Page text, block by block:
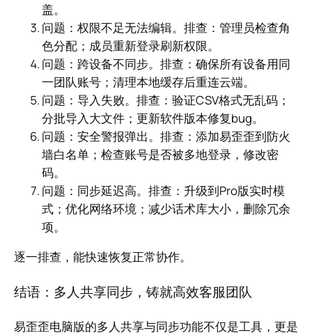
盖。
问题：权限不足无法编辑。排查：管理员检查角
色分配；成员重新登录刷新权限。
问题：跨设备不同步。排查：确保所有设备用同
一团队账号；清理本地缓存后重连云端。
问题：导入失败。排查：验证CSV格式无乱码；
分批导入大文件；更新软件版本修复bug。
问题：安全警报弹出。排查：添加易歪歪到防火
墙白名单；检查账号是否被多地登录，修改密
码。
问题：同步延迟高。排查：升级到Pro版实时模
式；优化网络环境；减少话术库大小，删除冗余
项。
逐一排查，能快速恢复正常协作。
结语：多人共享同步，铸就高效客服团队
易歪歪电脑版的多人共享与同步功能不仅是工具，更是